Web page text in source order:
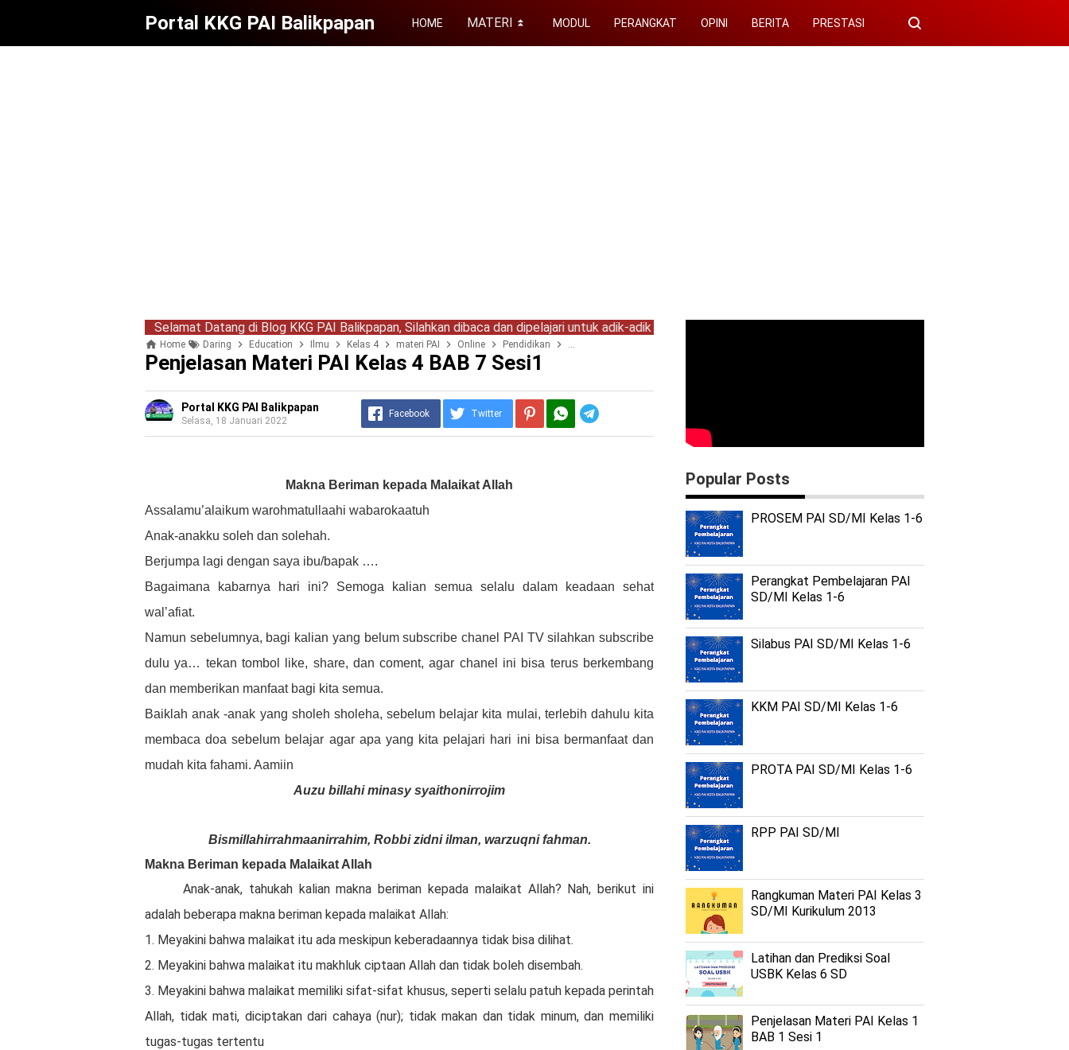
Portal KKG PAI Balikpapan HOME MATERI ⏬ MODUL PERANGKAT OPINI BERITA PRESTASI
Selamat Datang di Blog KKG PAI Balikpapan, Silahkan dibaca dan dipelajari untuk adik-adik yang saat ini belajar di rumah
Home Daring Education Ilmu Kelas 4 materi PAI Online Pendidikan Pendidikan Rangkuman Materi
Penjelasan Materi PAI Kelas 4 BAB 7 Sesi1
Portal KKG PAI Balikpapan
Selasa, 18 Januari 2022
Facebook Twitter
Makna Beriman kepada Malaikat Allah
Assalamu’alaikum warohmatullaahi wabarokaatuh
Anak-anakku soleh dan solehah.
Berjumpa lagi dengan saya ibu/bapak ….
Bagaimana kabarnya hari ini? Semoga kalian semua selalu dalam keadaan sehat
wal’afiat.
Namun sebelumnya, bagi kalian yang belum subscribe chanel PAI TV silahkan subscribe
dulu ya… tekan tombol like, share, dan coment, agar chanel ini bisa terus berkembang
dan memberikan manfaat bagi kita semua.
Baiklah anak -anak yang sholeh sholeha, sebelum belajar kita mulai, terlebih dahulu kita
membaca doa sebelum belajar agar apa yang kita pelajari hari ini bisa bermanfaat dan
mudah kita fahami. Aamiin
Auzu billahi minasy syaithonirrojim
Bismillahirrahmaanirrahim, Robbi zidni ilman, warzuqni fahman.
Makna Beriman kepada Malaikat Allah
Anak-anak, tahukah kalian makna beriman kepada malaikat Allah? Nah, berikut ini
adalah beberapa makna beriman kepada malaikat Allah:
1. Meyakini bahwa malaikat itu ada meskipun keberadaannya tidak bisa dilihat.
2. Meyakini bahwa malaikat itu makhluk ciptaan Allah dan tidak boleh disembah.
3. Meyakini bahwa malaikat memiliki sifat-sifat khusus, seperti selalu patuh kepada perintah
Allah, tidak mati, diciptakan dari cahaya (nur); tidak makan dan tidak minum, dan memiliki
tugas-tugas tertentu
Popular Posts
PROSEM PAI SD/MI Kelas 1-6
Perangkat Pembelajaran PAI
SD/MI Kelas 1-6
Silabus PAI SD/MI Kelas 1-6
KKM PAI SD/MI Kelas 1-6
PROTA PAI SD/MI Kelas 1-6
RPP PAI SD/MI
Rangkuman Materi PAI Kelas 3
SD/MI Kurikulum 2013
Latihan dan Prediksi Soal
USBK Kelas 6 SD
Penjelasan Materi PAI Kelas 1
BAB 1 Sesi 1